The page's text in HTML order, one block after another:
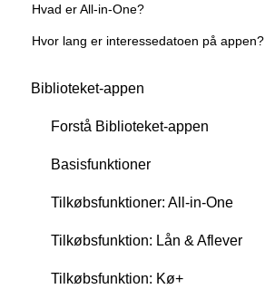
Hvad er All-in-One?
Hvor lang er interessedatoen på appen?
Biblioteket-appen
Forstå Biblioteket-appen
Basisfunktioner
Tilkøbsfunktioner: All-in-One
Tilkøbsfunktion: Lån & Aflever
Tilkøbsfunktion: Kø+